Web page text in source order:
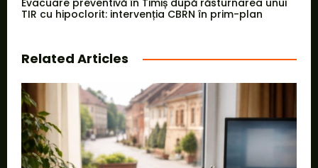
Evacuare preventivă în Timiș după răsturnarea unui
TIR cu hipoclorit: intervenția CBRN în prim-plan
Related Articles